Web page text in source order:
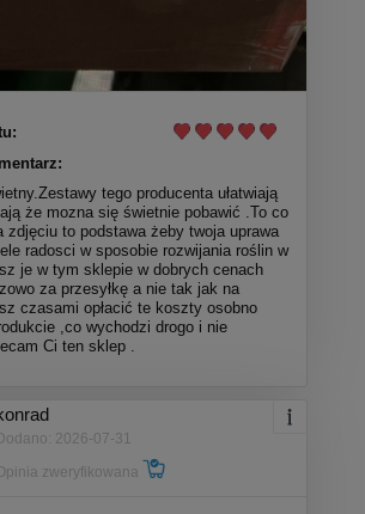
tego producenta ułatwiają
że mozna się świetnie pobawić .To co
zdjęciu to podstawa żeby twoja uprawa
radosci w sposobie rozwijania roślin w
je w tym sklepie w dobrych cenach
za przesyłkę a nie tak jak na
czasami opłacić te koszty osobno
,co wychodzi drogo i nie
Ci ten sklep .
2026-07-31
zweryfikowana